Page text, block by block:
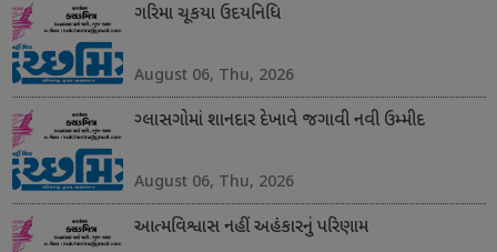
ગરિમા ચૂકયા ઉદયનિધિ
August 06, Thu, 2026
ગ્લાસગોમાં શાનદાર દેખાવે જગાવી નવી ઉમ્મીદ
August 06, Thu, 2026
આત્મવિશ્વાસ નહીં અહંકારનું પરિણામ